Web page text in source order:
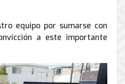
equipo por sumarse con
a este importante